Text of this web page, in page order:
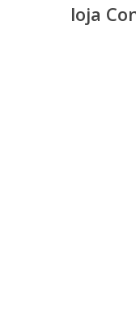
loja